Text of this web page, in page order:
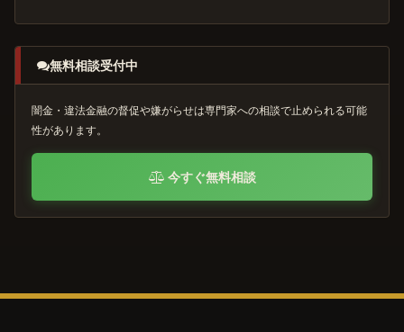
無料相談受付中
闇金・違法金融の督促や嫌がらせは専門家への相談で止められる可能
性があります。
今すぐ無料相談